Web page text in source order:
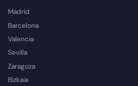
Madrid
Barcelona
Valencia
Sevilla
Zaragoza
Bizkaia